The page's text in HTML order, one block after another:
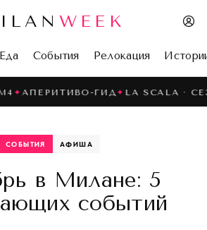
WEEK
Еда События Релокация
ГИД✦LA SCALA · СЕЗОН✦
СОБЫТИЯ АФИША
в Милане: 5
событий